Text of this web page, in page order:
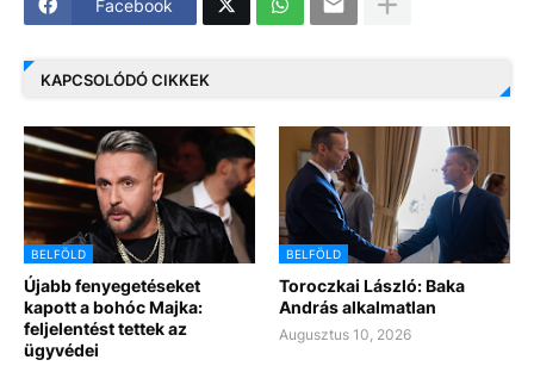
Facebook
KAPCSOLÓDÓ CIKKEK
BELFÖLD
Újabb fenyegetéseket
kapott a bohóc Majka:
feljelentést tettek az
ügyvédei
BELFÖLD
Toroczkai László: Baka
András alkalmatlan
Augusztus 10, 2026